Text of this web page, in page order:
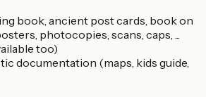
book, ancient post cards, book on
photocopies, scans, caps, ...
too)
documentation (maps, kids guide,